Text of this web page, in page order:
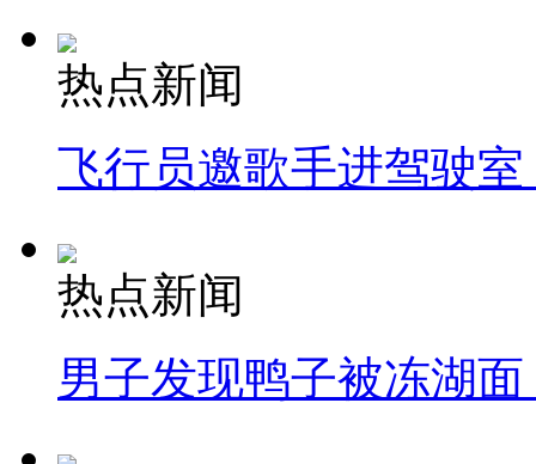
热点新闻
飞行员邀歌手进驾驶
热点新闻
男子发现鸭子被冻湖